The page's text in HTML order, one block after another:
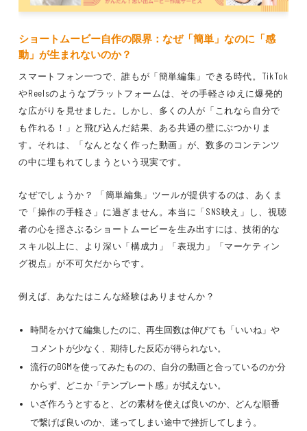
ショートムービー自作の限界：なぜ「簡単」なのに「感
動」が生まれないのか？
スマートフォン一つで、誰もが「簡単編集」できる時代。TikTok
やReelsのようなプラットフォームは、その手軽さゆえに爆発的
な広がりを見せました。しかし、多くの人が「これなら自分で
も作れる！」と飛び込んだ結果、ある共通の壁にぶつかりま
す。それは、「なんとなく作った動画」が、数多のコンテンツ
の中に埋もれてしまうという現実です。
なぜでしょうか？ 「簡単編集」ツールが提供するのは、あくま
で「操作の手軽さ」に過ぎません。本当に「SNS映え」し、視聴
者の心を揺さぶるショートムービーを生み出すには、技術的な
スキル以上に、より深い「構成力」「表現力」「マーケティン
グ視点」が不可欠だからです。
例えば、あなたはこんな経験はありませんか？
時間をかけて編集したのに、再生回数は伸びても「いいね」や
コメントが少なく、期待した反応が得られない。
流行のBGMを使ってみたものの、自分の動画と合っているのか分
からず、どこか「テンプレート感」が拭えない。
いざ作ろうとすると、どの素材を使えば良いのか、どんな順番
で繋げば良いのか、迷ってしまい途中で挫折してしまう。